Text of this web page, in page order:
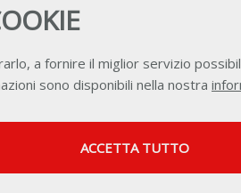
a fornire il miglior servizio
sono disponibili nella nostra
SERVIZI FACOLTATVI
ACCETTA TUTTO
Contatti Privacy